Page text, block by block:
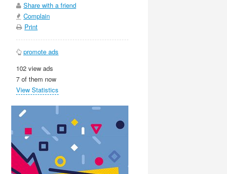
Share with a friend
Complain
Print
promote ads
102 view ads
7 of them now
View Statistics